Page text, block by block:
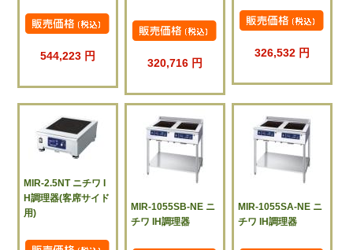
544,223 円
320,716 円
326,532 円
MIR-2.5NT ニチワ I
H調理器(客席サイド
用)
MIR-1055SB-NE ニ
チワ IH調理器
MIR-1055SA-NE ニ
チワ IH調理器